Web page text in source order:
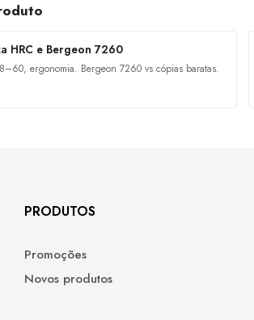
HRC e Bergeon 7260
ergonomia. Bergeon 7260 vs cópias baratas.
PRODUTOS
Promoções
Novos produtos